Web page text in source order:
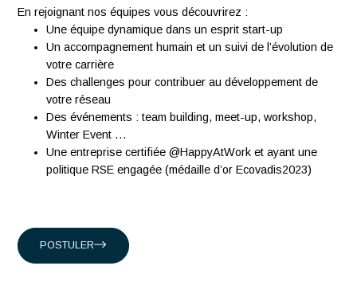
sociétés de conseil en Suisse. Nous comptons plus de 300
ingénieurs expérimentés qui partagent notre passion.
Présents en Suisse, à Singapour, à Hong-Kong et en
nous accompagnons nos clients suisses, et internationaux
intervenant dans les domaines suivants :
Conseil en organisation et transformation
Ingénierie Industrielle
Management des systèmes d'Information
Une équipe dynamique dans un esprit start-up
Un accompagnement humain et un suivi de l’évolution